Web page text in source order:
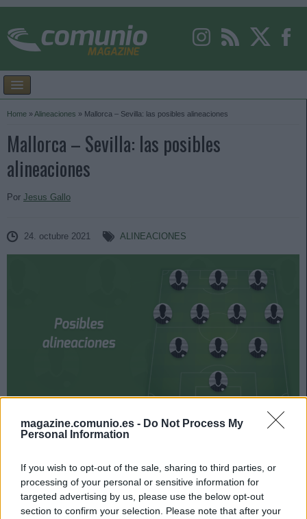
magazine.comunio.es - Do Not Process My
Personal Information
If you wish to opt-out of the sale, sharing to third parties, or
processing of your personal or sensitive information for
targeted advertising by us, please use the below opt-out
section to confirm your selection. Please note that after your
Home »Alineaciones » Mallorca – Sevilla: las posibles alineaciones
Mallorca – Sevilla: las posibles
alineaciones
Por Jesus Gallo
24. octubre 2021 ALINEACIONES
Mallorca y Sevilla se enfrentan el 27 de octubre a las
posibles alineaciones del Mallorca-Sevilla.
Mallorca